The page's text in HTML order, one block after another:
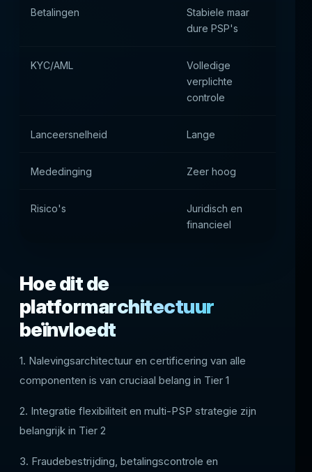
Betalingen
Stabiele maar
dure PSP's
KYC/AML
Volledige
verplichte
controle
Lanceersnelheid Lange
Mededinging Zeer hoog
Risico's
Juridisch en
financieel
Hoe dit de
platformarchitectuur
beïnvloedt
1. Nalevingsarchitectuur en certificering van alle
componenten is van cruciaal belang in Tier 1
2. Integratie flexibiliteit en multi-PSP strategie zijn
belangrijk in Tier 2
3. Fraudebestrijding, betalingscontrole en